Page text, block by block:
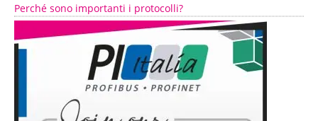
Perché sono importanti i protocolli?